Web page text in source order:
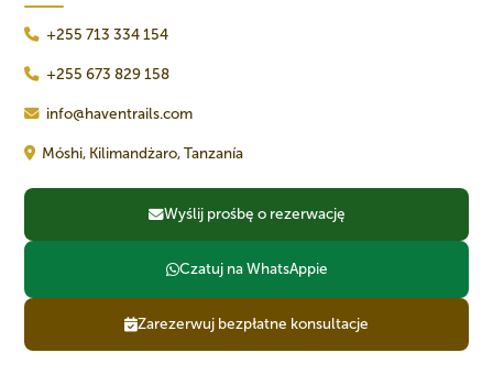
+255 713 334 154
+255 673 829 158
info@haventrails.com
Móshi, Kilimandżaro, Tanzanía
Wyślij prośbę o rezerwację
Czatuj na WhatsAppie
Zarezerwuj bezpłatne konsultacje